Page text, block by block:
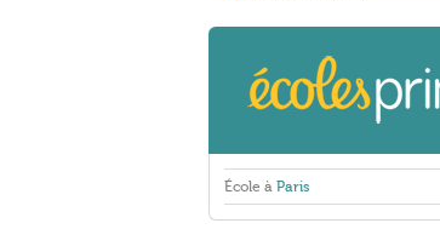
École à Paris